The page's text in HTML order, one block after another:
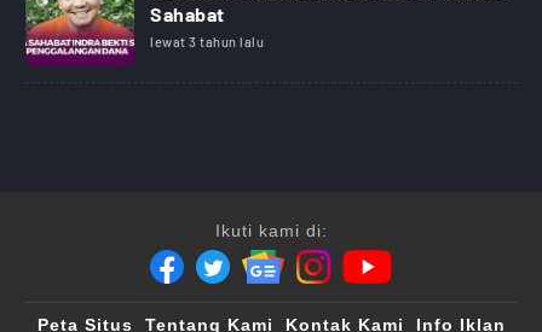
Sahabat
lewat 3 tahun lalu
Ikuti kami di:
Peta Situs Tentang Kami Kontak Kami Info Iklan